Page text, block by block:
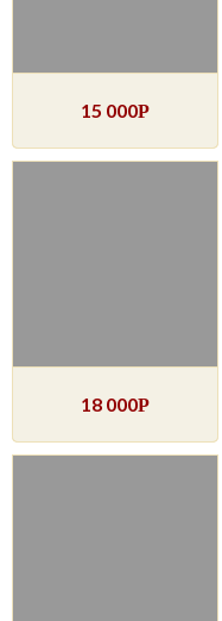
15 000Р
18 000Р